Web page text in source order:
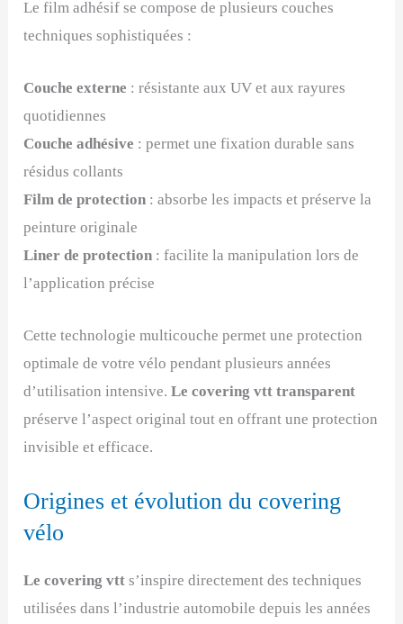
Le film adhésif se compose de plusieurs couches
techniques sophistiquées :
Couche externe : résistante aux UV et aux rayures
quotidiennes
Couche adhésive : permet une fixation durable sans
résidus collants
Film de protection : absorbe les impacts et préserve la
peinture originale
Liner de protection : facilite la manipulation lors de
l’application précise
Cette technologie multicouche permet une protection
optimale de votre vélo pendant plusieurs années
d’utilisation intensive.Le covering vtt transparent
préserve l’aspect original tout en offrant une protection
invisible et efficace.
Origines et évolution du covering
vélo
Le covering vtt s’inspire directement des techniques
utilisées dans l’industrie automobile depuis les années